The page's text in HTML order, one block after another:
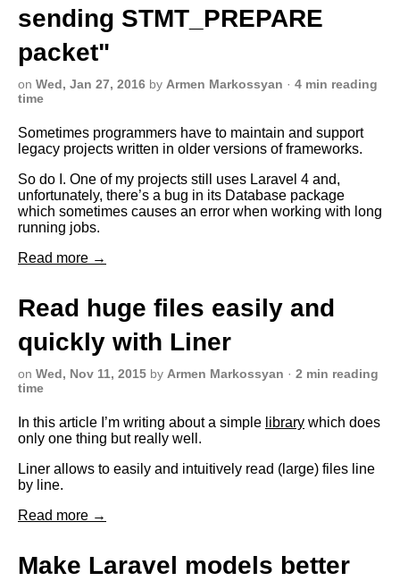
sending STMT_PREPARE
packet"
on Wed, Jan 27, 2016 by Armen Markossyan · 4 min reading
time
Sometimes programmers have to maintain and support
legacy projects written in older versions of frameworks.
So do I. One of my projects still uses Laravel 4 and,
unfortunately, there’s a bug in its Database package
which sometimes causes an error when working with long
running jobs.
Read more →
Read huge files easily and
quickly with Liner
on Wed, Nov 11, 2015 by Armen Markossyan · 2 min reading
time
In this article I’m writing about a simple library which does
only one thing but really well.
Liner allows to easily and intuitively read (large) files line
by line.
Read more →
Make Laravel models better